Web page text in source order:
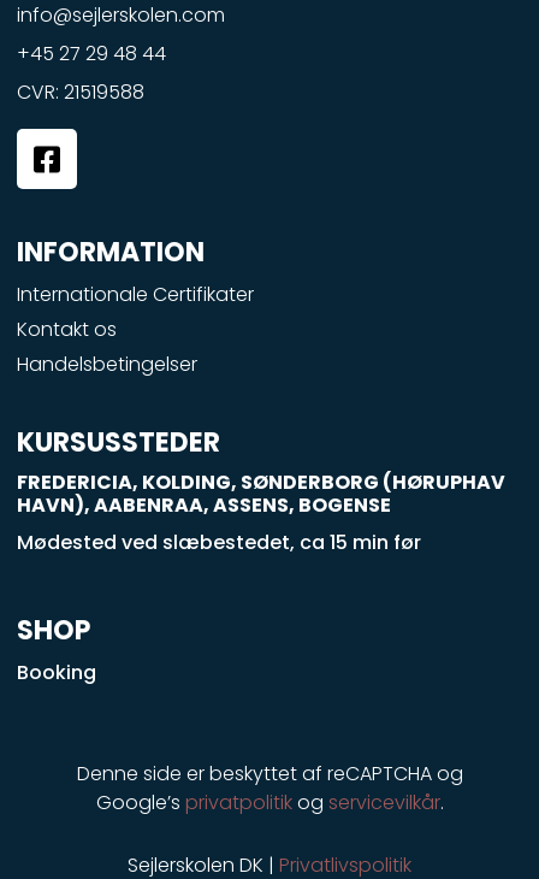
info@sejlerskolen.com
+45 27 29 48 44
CVR: 21519588
F
a
c
e
b
o
o
k
-
q
u
a
r
INFORMATION
Internationale Certifikater
Kontakt os
Handelsbetingelser
KURSUSSTEDER
FREDERICIA, KOLDING, SØNDERBORG (HØRUPHAV
HAVN), AABENRAA, ASSENS, BOGENSE
Mødested ved slæbestedet, ca 15 min før
SHOP
Booking
Denne side er beskyttet af reCAPTCHA og
Google’s privatpolitikog servicevilkår.
Sejlerskolen DK | Privatlivspolitik